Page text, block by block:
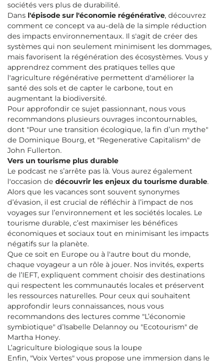
sociétés vers plus de durabilité.
Dans l'épisode sur l'économie régénérative, découvrez
comment ce concept va au-delà de la simple réduction
des impacts environnementaux. Il s'agit de créer des
systèmes qui non seulement minimisent les dommages,
mais favorisent la régénération des écosystèmes. Vous y
apprendrez comment des pratiques telles que
l'agriculture régénérative permettent d'améliorer la
santé des sols et de capter le carbone, tout en
augmentant la biodiversité.
Pour approfondir ce sujet passionnant, nous vous
recommandons plusieurs ouvrages incontournables,
dont "Pour une transition écologique, la fin d’un mythe"
de Dominique Bourg, et "Regenerative Capitalism" de
John Fullerton.
Vers un tourisme plus durable
Le podcast ne s’arrête pas là. Vous aurez également
l'occasion de découvrir les enjeux du tourisme durable.
Alors que les vacances sont souvent synonymes
d’évasion, il est crucial de réfléchir à l’impact de nos
voyages sur l’environnement et les sociétés locales. Le
tourisme durable, c’est maximiser les bénéfices
économiques et sociaux tout en minimisant les impacts
négatifs sur la planète.
Que ce soit en Europe ou à l'autre bout du monde,
chaque voyageur a un rôle à jouer. Nos invités, experts
de l’IEFT, expliquent comment choisir des destinations
qui respectent les communautés locales et préservent
les ressources naturelles. Pour ceux qui souhaitent
approfondir leurs connaissances, nous vous
recommandons des lectures comme "L’économie
symbiotique" d’Isabelle Delannoy ou "Ecotourism" de
Martha Honey.
L’agriculture biologique sous la loupe
Enfin, "Voix Vertes" vous propose une immersion dans le